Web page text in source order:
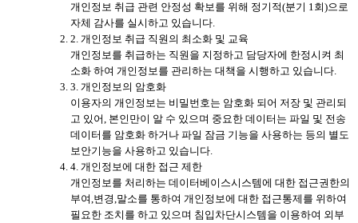
개인정보 취급 관련 안정성 확보를 위해 정기적(분기 1회)으로
자체 감사를 실시하고 있습니다.
2. 개인정보 취급 직원의 최소화 및 교육
개인정보를 취급하는 직원을 지정하고 담당자에 한정시켜 최
소화 하여 개인정보를 관리하는 대책을 시행하고 있습니다.
3. 개인정보의 암호화
이용자의 개인정보는 비밀번호는 암호화 되어 저장 및 관리되
고 있어, 본인만이 알 수 있으며 중요한 데이터는 파일 및 전송
데이터를 암호화 하거나 파일 잠금 기능을 사용하는 등의 별도
보안기능을 사용하고 있습니다.
4. 개인정보에 대한 접근 제한
개인정보를 처리하는 데이터베이스시스템에 대한 접근권한의
부여,변경,말소를 통하여 개인정보에 대한 접근통제를 위하여
필요한 조치를 하고 있으며 침입차단시스템을 이용하여 외부